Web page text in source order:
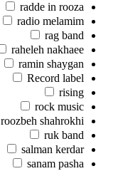
radde in rooza
radio melamim
rag band
raheleh nakhaee
ramin shaygan
Record label
rising
rock music
roozbeh shahrokhi
ruk band
salman kerdar
sanam pasha